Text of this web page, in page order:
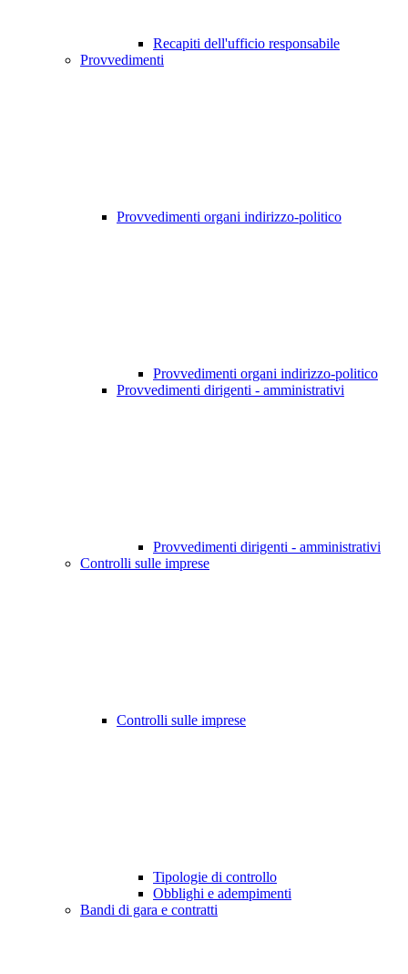
Recapiti dell'ufficio responsabile
Provvedimenti
Provvedimenti organi indirizzo-politico
Provvedimenti organi indirizzo-politico
Provvedimenti dirigenti - amministrativi
Provvedimenti dirigenti - amministrativi
Controlli sulle imprese
Controlli sulle imprese
Tipologie di controllo
Obblighi e adempimenti
Bandi di gara e contratti